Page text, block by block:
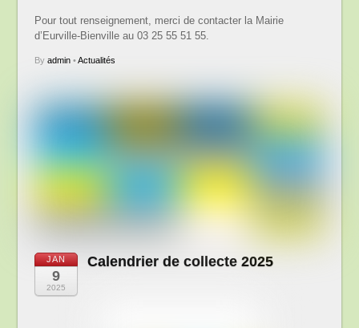
Pour tout renseignement, merci de contacter la Mairie
d’Eurville-Bienville au 03 25 55 51 55.
By admin• Actualités
JAN
9
2025
Calendrier de collecte 2025